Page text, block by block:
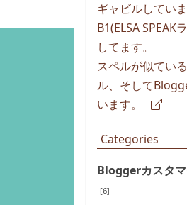
ギャビルしてい
B1(ELSA SPEAK
してます。
スペルが似てい
ル、そして
います。
Categories
Bloggerカスタ
[6]